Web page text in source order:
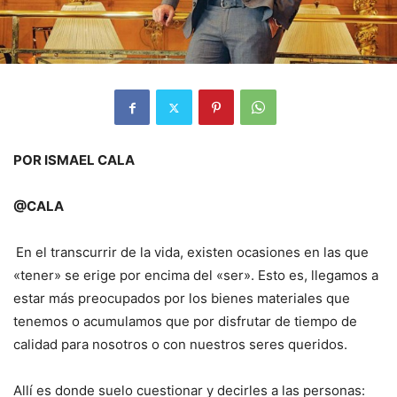
POR ISMAEL CALA
@CALA
En el transcurrir de la vida, existen ocasiones en las que
«tener» se erige por encima del «ser». Esto es, llegamos a
estar más preocupados por los bienes materiales que
tenemos o acumulamos que por disfrutar de tiempo de
calidad para nosotros o con nuestros seres queridos.
Allí es donde suelo cuestionar y decirles a las personas: